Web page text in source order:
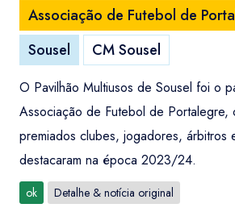
Associação de Futebol de
Sousel
CM Sousel
O Pavilhão Multiusos de Sousel foi o
Associação de Futebol de Portalegre,
premiados clubes, jogadores, árbitros
destacaram na época 2023/24.
ok Detalhe & notícia original